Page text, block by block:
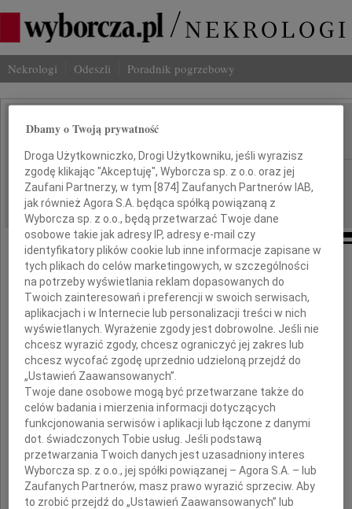
Nekrologi Odeszli Poradnik pogrzebowy
IMIĘ I NAZWISKO: Tadeusz Buk
REGION: Łódź, cała Polska
DATA EMISJI: 19.04.2010
Z wielkim smutkiem żegnamy
zmarłego tragicznie
gen. Tadeusza Buka
Dowódcę Wojsk Lądowych
Wyrazy głębokiego współczucia
Rodzinie i Najbliższym
Dbamy o Twoją prywatność
Droga Użytkowniczko, Drogi Użytkowniku, jeśli wyrazisz
zgodę klikając "Akceptuję", Wyborcza sp. z o.o. oraz jej
Zaufani Partnerzy, w tym [874] Zaufanych Partnerów IAB,
jak również Agora S.A. będąca spółką powiązaną z
Wyborcza sp. z o.o., będą przetwarzać Twoje dane
osobowe takie jak adresy IP, adresy e-mail czy
identyfikatory plików cookie lub inne informacje zapisane w
tych plikach do celów marketingowych, w szczególności
na potrzeby wyświetlania reklam dopasowanych do
Twoich zainteresowań i preferencji w swoich serwisach,
aplikacjach i w Internecie lub personalizacji treści w nich
wyświetlanych. Wyrażenie zgody jest dobrowolne. Jeśli nie
chcesz wyrazić zgody, chcesz ograniczyć jej zakres lub
chcesz wycofać zgodę uprzednio udzieloną przejdź do
„Ustawień Zaawansowanych”.
Twoje dane osobowe mogą być przetwarzane także do
celów badania i mierzenia informacji dotyczących
funkcjonowania serwisów i aplikacji lub łączone z danymi
dot. świadczonych Tobie usług. Jeśli podstawą
przetwarzania Twoich danych jest uzasadniony interes
Wyborcza sp. z o.o., jej spółki powiązanej – Agora S.A. – lub
Zaufanych Partnerów, masz prawo wyrazić sprzeciw. Aby
to zrobić przejdź do „Ustawień Zaawansowanych” lub